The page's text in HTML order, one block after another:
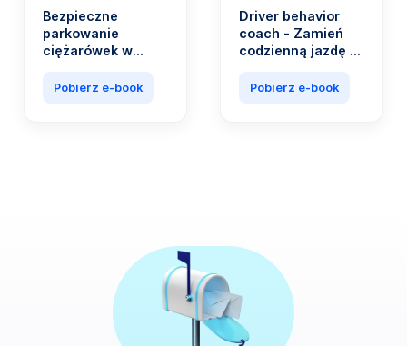
Bezpieczne
parkowanie
ciężarówek w
Praktyczny
Pobierz e-book
Driver behavior
coach - Zamień
codzienną jazdę w
oszczędności
Pobierz e-book